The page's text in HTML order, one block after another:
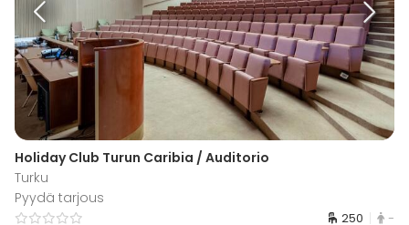
Holiday Club Turun Caribia / Auditorio
Turku
Pyydä tarjous
250 -